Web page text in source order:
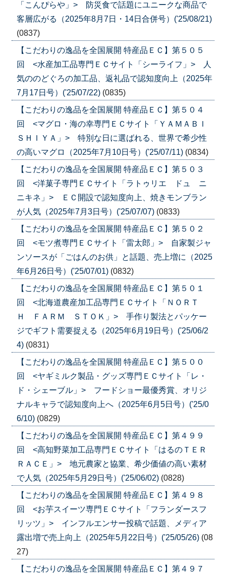
「こんぴらや」> 防災食で話題にユニークな商品で
客層広がる（2025年8月7日・14日合併号）('25/08/21)
(0837)
【こだわりの逸品を全国展開 特産品ＥＣ】第５０５
回 <水産加工品専門ＥＣサイト「シーライフ」> 人
気ののどぐろの加工品、返礼品で認知度向上（2025年
7月17日号）('25/07/22) (0835)
【こだわりの逸品を全国展開 特産品ＥＣ】第５０４
回 <マグロ・海の幸専門ＥＣサイト「ＹＡＭＡＢＩ
ＳＨＩＹＡ」> 特別な日に選ばれる、世界で希少性
の高いマグロ（2025年7月10日号）('25/07/11) (0834)
【こだわりの逸品を全国展開 特産品ＥＣ】第５０３
回 <洋菓子専門ＥＣサイト「ラトゥリエ ドュ ニ
ニキネ」> ＥＣ開設で認知度向上、焼きモンブラン
が人気（2025年7月3日号）('25/07/07) (0833)
【こだわりの逸品を全国展開 特産品ＥＣ】第５０２
回 <モツ煮専門ＥＣサイト「雷太郎」> 自家製ジャ
ンソースが「ごはんのお供」と話題、売上増に（2025
年6月26日号）('25/07/01) (0832)
【こだわりの逸品を全国展開 特産品ＥＣ】第５０１
回 <北海道農産加工品専門ＥＣサイト「ＮＯＲＴ
Ｈ ＦＡＲＭ ＳＴＯＫ」> 手作り製法とパッケー
ジでギフト需要捉える（2025年6月19日号）('25/06/2
4) (0831)
【こだわりの逸品を全国展開 特産品ＥＣ】第５００
回 <ヤギミルク製品・グッズ専門ＥＣサイト「レ・
ド・シェーブル」> フードショー最優秀賞、オリジ
ナルキャラで認知度向上へ（2025年6月5日号）('25/0
6/10) (0829)
【こだわりの逸品を全国展開 特産品ＥＣ】第４９９
回 <高知野菜加工品専門ＥＣサイト「はるのＴＥＲ
ＲＡＣＥ」> 地元農家と協業、希少価値の高い素材
で人気（2025年5月29日号）('25/06/02) (0828)
【こだわりの逸品を全国展開 特産品ＥＣ】第４９８
回 <お芋スイーツ専門ＥＣサイト「フランダースフ
リッツ」> インフルエンサー投稿で話題、メディア
露出増で売上向上（2025年5月22日号）('25/05/26) (08
27)
【こだわりの逸品を全国展開 特産品ＥＣ】第４９７